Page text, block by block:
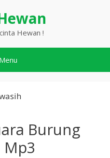
Hewan !
Menu
Burung